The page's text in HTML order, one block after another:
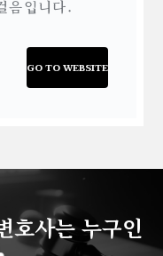
입니다.
GO TO WEBSITE
호사는 누구인